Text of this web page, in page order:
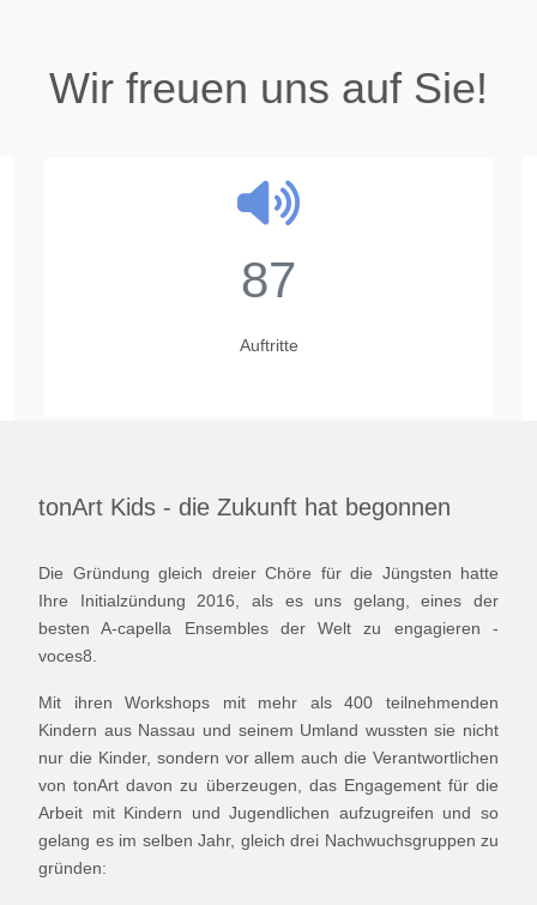
Wir freuen uns auf Sie!
87
Auftritte
tonArt Kids - die Zukunft hat begonnen
Die Gründung gleich dreier Chöre für die Jüngsten hatte
Ihre Initialzündung 2016, als es uns gelang, eines der
besten A-capella Ensembles der Welt zu engagieren -
voces8.
Mit ihren Workshops mit mehr als 400 teilnehmenden
Kindern aus Nassau und seinem Umland wussten sie nicht
nur die Kinder, sondern vor allem auch die Verantwortlichen
von tonArt davon zu überzeugen, das Engagement für die
Arbeit mit Kindern und Jugendlichen aufzugreifen und so
gelang es im selben Jahr, gleich drei Nachwuchsgruppen zu
gründen: